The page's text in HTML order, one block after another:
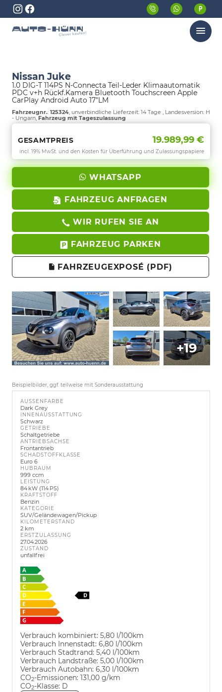
Menü
Nissan Juke
1.0 DIG-T 114PS N-Connecta Teil-Leder Klimaautomatik
PDC v+h Rückf.Kamera Bluetooth Touchscreen Apple
CarPlay Android Auto 17"LM
Fahrzeugnr.: 125324, unverbindliche Lieferzeit: 14 Tage , Landesversion: H
- Ungarn, Fahrzeug mit Tageszulassung
GESAMTPREIS 19.989,99 €
incl. 19% MwSt. und den Kosten für Überführung und Zulassungspapiere
WHATSAPP
FAHRZEUG ANFRAGEN
WIR RUFEN SIE AN
FAHRZEUG PARKEN
FAHRZEUGEXPOSÉ (PDF)
+19
Beispielbilder, ggf. teilweise mit Sonderausstattung
AUSSENFARBE
Dark Grey
INNENAUSSTATTUNG
Schwarz
GETRIEBE
Schaltgetriebe
ANTRIEBSACHSE
Frontantrieb
SCHADSTOFFKLASSE
Euro 6
HUBRAUM
999 ccm
LEISTUNG
84 kW (114 PS)
KRAFTSTOFF
Benzin
KATEGORIE
SUV/Geländewagen/Pickup
KILOMETERSTAND
2 km
ERSTZULASSUNG
27.04.2026
ZUSTAND
unfallfrei
Verbrauch kombiniert: 5,80 l/100km
Verbrauch Innenstadt: 6,80 l/100km
Verbrauch Stadtrand: 5,40 l/100km
Verbrauch Landstraße: 5,00 l/100km
Verbrauch Autobahn: 6,30 l/100km
CO2-Emissionen: 131,00 g/km
CO2-Klasse: D